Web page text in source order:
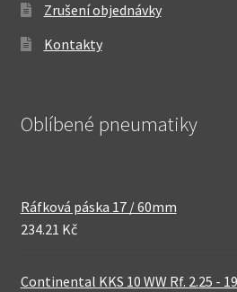
Zrušení objednávky
Kontakty
Oblíbené pneumatiky
Ráfková páska 17 / 60mm
234.21 Kč
Continental KKS 10 WW Rf. 2.25 -